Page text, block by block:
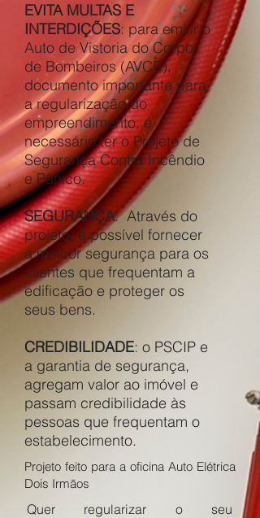
EVITA MULTAS E
INTERDIÇÕES: para emitir o
Auto de Vistoria do Corpo
de Bombeiros (AVCB),
documento importante para
a regularização do
empreendimento, é
necessário ter o Projeto de
Segurança Contra Incêndio
e Pânico.
SEGURANÇA: Através do
projeto, é possível fornecer
a melhor segurança para os
clientes que frequentam a
edificação e proteger os
seus bens.
CREDIBILIDADE: o PSCIP e
a garantia de segurança,
agregam valor ao imóvel e
passam credibilidade às
pessoas que frequentam o
estabelecimento.
Projeto feito para a oficina Auto Elétrica
Dois Irmãos
Quer regularizar o seu